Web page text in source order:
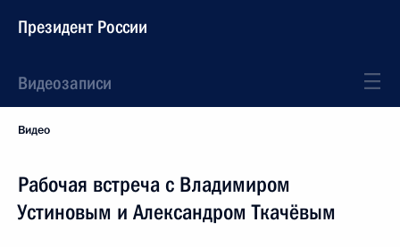
Президент России
Видеозаписи
Видео
Рабочая встреча с Владимиром
Устиновым и Александром Ткачёвым